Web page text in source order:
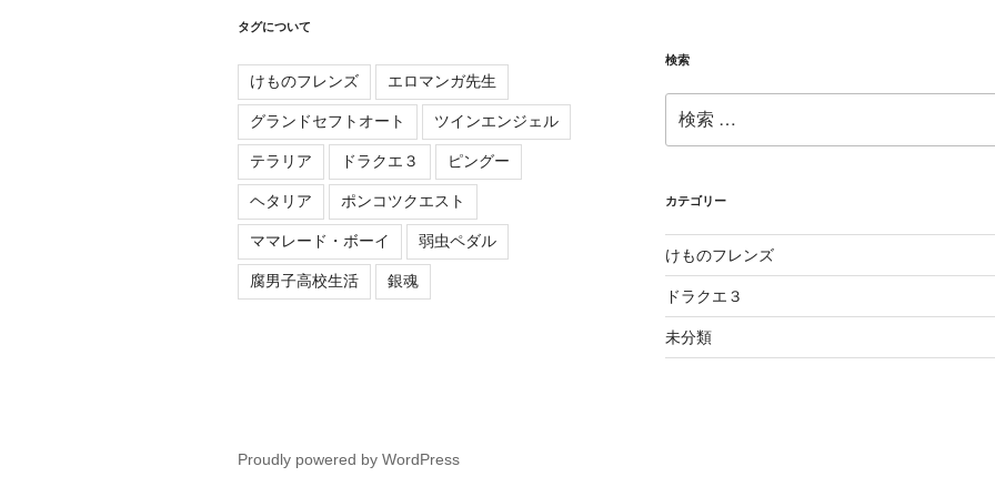
タグについて
けものフレンズ エロマンガ先生
グランドセフトオート ツインエンジェル
テラリア ドラクエ３ ピングー
ヘタリア ポンコツクエスト
ママレード・ボーイ 弱虫ペダル
腐男子高校生活 銀魂
検索
索:
カテゴリー
けものフレンズ
ドラクエ３
未分類
Proudly powered by WordPress